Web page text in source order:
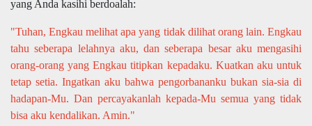
yang Anda kasihi berdoalah:
"Tuhan, Engkau melihat apa yang tidak dilihat orang lain. Engkau
tahu seberapa lelahnya aku, dan seberapa besar aku mengasihi
orang-orang yang Engkau titipkan kepadaku. Kuatkan aku untuk
tetap setia. Ingatkan aku bahwa pengorbananku bukan sia-sia di
hadapan-Mu. Dan percayakanlah kepada-Mu semua yang tidak
bisa aku kendalikan. Amin."